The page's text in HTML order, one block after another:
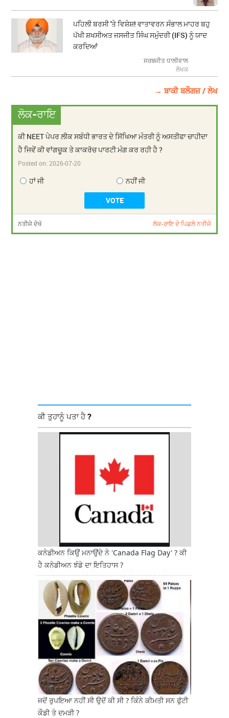
ਪਹਿਲੀ ਬਰਸੀ 'ਤੇ ਵਿਸ਼ੇਸ਼! ਵਾਤਾਵਰਨ ਸੰਭਾਲ ਮਾਹਰ ਬਹੁ
ਪੱਖੀ ਸ਼ਖਸੀਅਤ ਜਸਜੀਤ ਸਿੰਘ ਸਮੁੰਦਰੀ (IFS) ਨੂੰ ਯਾਦ
ਕਰਦਿਆਂ
ਸਰਬਜੀਤ ਧਾਲੀਵਾਲ
ਲੇਖਕ
→ ਬਾਕੀ ਬਲੌਗਜ਼ / ਲੇਖ
ਲੋਕ-ਰਾਇ
ਕੀ NEET ਪੇਪਰ ਲੀਕ ਸਬੰਧੀ ਭਾਰਤ ਦੇ ਸਿੱਖਿਆ ਮੰਤਰੀ ਨੂੰ ਅਸਤੀਫਾ ਚਾਹੀਦਾ
ਹੈ ਜਿਵੇਂ ਕੀ ਵਾਂਗਚੂਕ ਤੇ ਕਾਕਰੋਚ ਪਾਰਟੀ ਮੰਗ ਕਰ ਰਹੀ ਹੈ ?
Posted on:2026-07-20
ਹਾਂ ਜੀ ਨਹੀਂ ਜੀ
ਨਤੀਜੇ ਦੇਖੋ ਲੋਕ-ਰਾਇ ਦੇ ਪਿਛਲੇ ਨਤੀਜੇ
ਕੀ ਤੁਹਾਨੂੰ ਪਤਾ ਹੈ ?
ਕਨੇਡੀਅਨ ਕਿਉਂ ਮਨਾਉਂਦੇ ਨੇ 'Canada Flag Day' ? ਕੀ
ਹੈ ਕਨੇਡੀਅਨ ਝੰਡੇ ਦਾ ਇਤਿਹਾਸ ?
ਜਦੋਂ ਰੁਪਇਆ ਨਹੀਂ ਸੀ ਉਦੋਂ ਕੀ ਸੀ ? ਕਿੰਨੇ ਕੀਮਤੀ ਸਨ ਫੁੱਟੀ
ਕੌਡੀ ਤੇ ਦਮੜੀ ?